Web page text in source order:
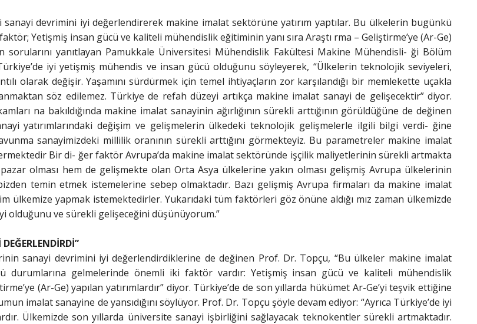
sanayi devrimini iyi değerlendirerek makine imalat sektörüne yatırım yaptılar. Bu ülkelerin bugünkü
Yetişmiş insan gücü ve kaliteli mühendislik eğitiminin yanı sıra Araştı rma – Geliştirme’ye (Ar-Ge)
sorularını yanıtlayan Pamukkale Üniversitesi Mühendislik Fakültesi Makine Mühendisli- ği Bölüm
iyi yetişmiş mühendis ve insan gücü olduğunu söyleyerek, “Ülkelerin teknolojik seviyeleri,
olarak değişir. Yaşamını sürdürmek için temel ihtiyaçların zor karşılandığı bir memlekette uçakla
söz edilemez. Türkiye de refah düzeyi artıkça makine imalat sanayi de gelişecektir” diyor.
na bakıldığında makine imalat sanayinin ağırlığının sürekli arttığının görüldüğüne de değinen
yatırımlarındaki değişim ve gelişmelerin ülkedeki teknolojik gelişmelerle ilgili bilgi verdi- ğine
sanayimizdeki millilik oranının sürekli arttığını görmekteyiz. Bu parametreler makine imalat
Bir di- ğer faktör Avrupa’da makine imalat sektöründe işçilik maliyetlerinin sürekli artmakta
olması hem de gelişmekte olan Orta Asya ülkelerine yakın olması gelişmiş Avrupa ülkelerinin
temin etmek istemelerine sebep olmaktadır. Bazı gelişmiş Avrupa firmaları da makine imalat
ülkemize yapmak istemektedirler. Yukarıdaki tüm faktörleri göz önüne aldığı mız zaman ülkemizde
olduğunu ve sürekli gelişeceğini düşünüyorum.”
sanayi devrimini iyi değerlendirdiklerine de değinen Prof. Dr. Topçu, “Bu ülkeler makine imalat
durumlarına gelmelerinde önemli iki faktör vardır: Yetişmiş insan gücü ve kaliteli mühendislik
(Ar-Ge) yapılan yatırımlardır” diyor. Türkiye’de de son yıllarda hükümet Ar-Ge’yi teşvik ettiğine
imalat sanayine de yansıdığını söylüyor. Prof. Dr. Topçu şöyle devam ediyor: “Ayrıca Türkiye’de iyi
Ülkemizde son yıllarda üniversite sanayi işbirliğini sağlayacak teknokentler sürekli artmaktadır.